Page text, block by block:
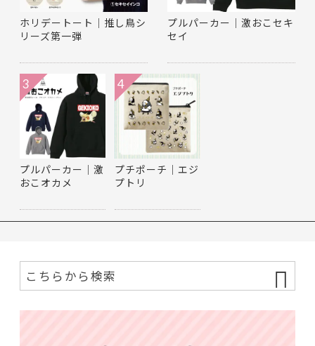
ホリデートート｜推し鳥シ
リーズ第一弾
プルパーカー｜激おこセキ
セイ
プルパーカー｜激
おこオカメ
3
プチポーチ｜エジ
プトリ
4